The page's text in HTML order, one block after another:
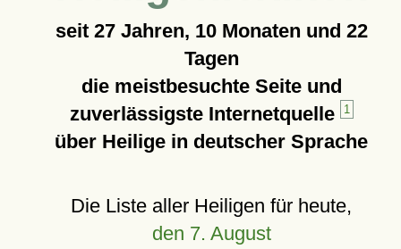
seit 27 Jahren, 10 Monaten und 22
Tagen
die meistbesuchte Seite und
zuverlässigste Internetquelle
1
über Heilige in deutscher Sprache
Die Liste aller Heiligen für heute,
den 7. August